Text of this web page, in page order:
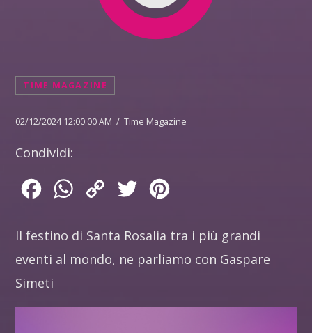
TIME MAGAZINE
02/12/2024 12:00:00 AM / Time Magazine
Condividi:
FacebookWhatsApp
Copy
Twitter
Il festino di Santa Rosalia tra i più grandi
eventi al mondo, ne parliamo con Gaspare
Simeti